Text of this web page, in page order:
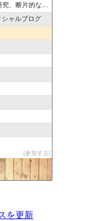
的な思考の記録
シャルブログ
参加する
を更新